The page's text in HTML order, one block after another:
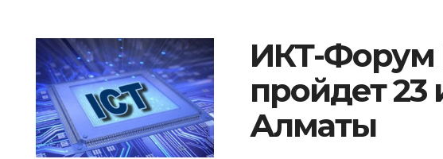
ИКТ-Форум
пройдет 23
Алматы